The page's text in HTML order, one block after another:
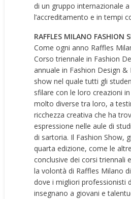
di un gruppo internazionale a
l’accreditamento e in tempi
RAFFLES MILANO FASHION
Come ogni anno Raffles
Corso triennale in Fashion
annuale in Fashion Design &
show nel quale tutti gli
sfilare con le loro creazioni
molto diverse tra loro, a
ricchezza creativa che ha
espressione nelle aule di
di sartoria. Il Fashion Show,
quarta edizione, come le
conclusive dei corsi triennali
la volontà di Raffles Milano
dove i migliori professionisti
insegnano a giovani e